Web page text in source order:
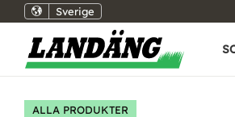
Sverige
ALLA PRODUKTER